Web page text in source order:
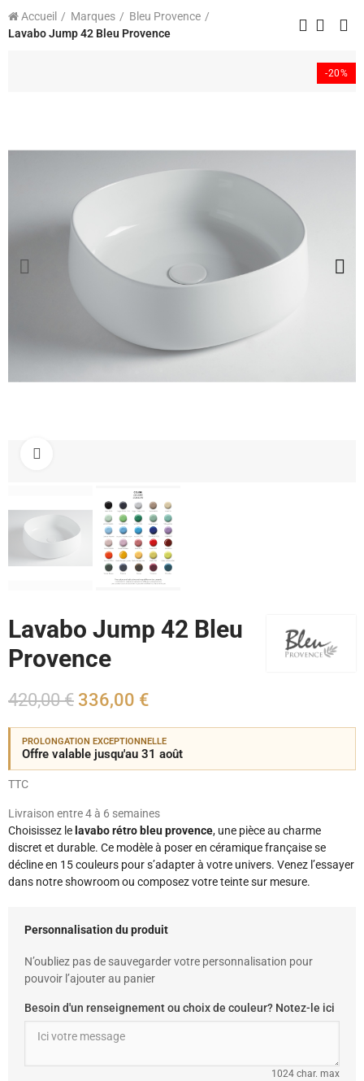
Accueil Marques
Bleu Provence
Lavabo Jump 42 Bleu Provence
-20%
Lavabo Jump 42 Bleu
Provence
420,00 € 336,00 €
PROLONGATION EXCEPTIONNELLE
Offre valable jusqu'au 31 août
TTC
Livraison entre 4 à 6 semaines
Choisissez le lavabo rétro bleu provence, une pièce au charme
discret et durable. Ce modèle à poser en céramique française se
décline en 15 couleurs pour s’adapter à votre univers. Venez l’essayer
dans notre showroom ou composez votre teinte sur mesure.
Personnalisation du produit
N’oubliez pas de sauvegarder votre personnalisation pour
pouvoir l’ajouter au panier
Besoin d'un renseignement ou choix de couleur? Notez-le ici
1024 char. max